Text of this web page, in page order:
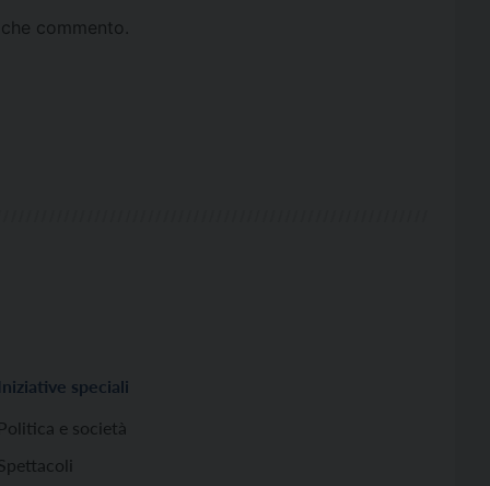
commento.
Iniziative speciali
Politica e società